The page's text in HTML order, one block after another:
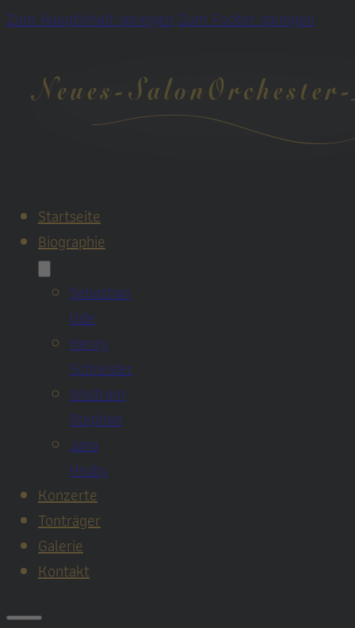
Zum Hauptinhalt springenZum Footer springen
Startseite
Biographie
Sebastian
Ude
Henry
Schneider
Wolfram
Stephan
Jana
Hruby
Konzerte
Tonträger
Galerie
Kontakt